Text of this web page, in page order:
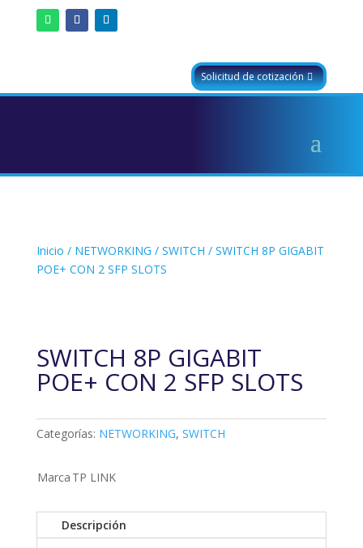
Solicitud de cotización
Inicio / NETWORKING / SWITCH / SWITCH 8P GIGABIT
POE+ CON 2 SFP SLOTS
SWITCH 8P GIGABIT
POE+ CON 2 SFP SLOTS
Categorías: NETWORKING, SWITCH
Marca TP LINK
Descripción